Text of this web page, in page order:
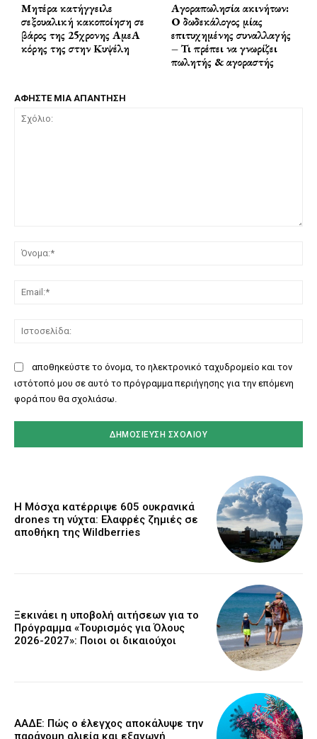
Μητέρα κατήγγειλε
σεξουαλική κακοποίηση σε
βάρος της 25χρονης ΑμεΑ
κόρης της στην Κυψέλη
Αγοραπωλησία ακινήτων:
Ο δωδεκάλογος μίας
επιτυχημένης συναλλαγής
– Τι πρέπει να γνωρίζει
πωλητής & αγοραστής
ΑΦΗΣΤΕ ΜΙΑ ΑΠΑΝΤΗΣΗ
αποθηκεύστε το όνομα, το ηλεκτρονικό ταχυδρομείο και τον
ιστότοπό μου σε αυτό το πρόγραμμα περιήγησης για την επόμενη
φορά που θα σχολιάσω.
Η Μόσχα κατέρριψε 605 ουκρανικά
drones τη νύχτα: Ελαφρές ζημιές σε
αποθήκη της Wildberries
Ξεκινάει η υποβολή αιτήσεων για το
Πρόγραμμα «Τουρισμός για Όλους
2026-2027»: Ποιοι οι δικαιούχοι
ΑΑΔΕ: Πώς ο έλεγχος αποκάλυψε την